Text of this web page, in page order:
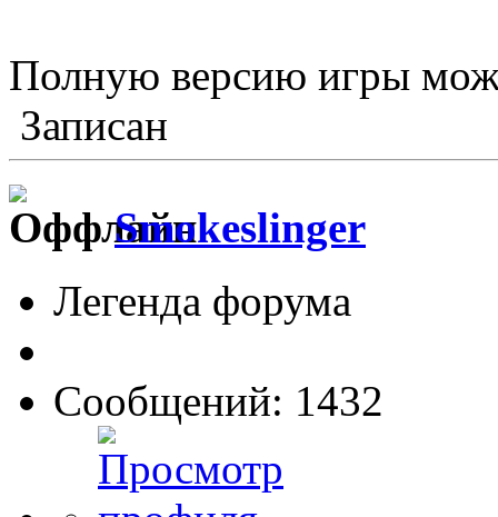
Полную версию игры
Записан
Smokeslinger
Легенда форума
Сообщений: 1432